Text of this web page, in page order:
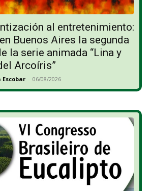
al entretenimiento:
Buenos Aires la segunda
la serie animada “Lina y
Arcoíris”
- 06/08/2026